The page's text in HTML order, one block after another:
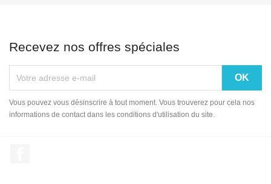
Recevez nos offres spéciales
Vous pouvez vous désinscrire à tout moment. Vous trouverez pour cela nos
informations de contact dans les conditions d'utilisation du site.